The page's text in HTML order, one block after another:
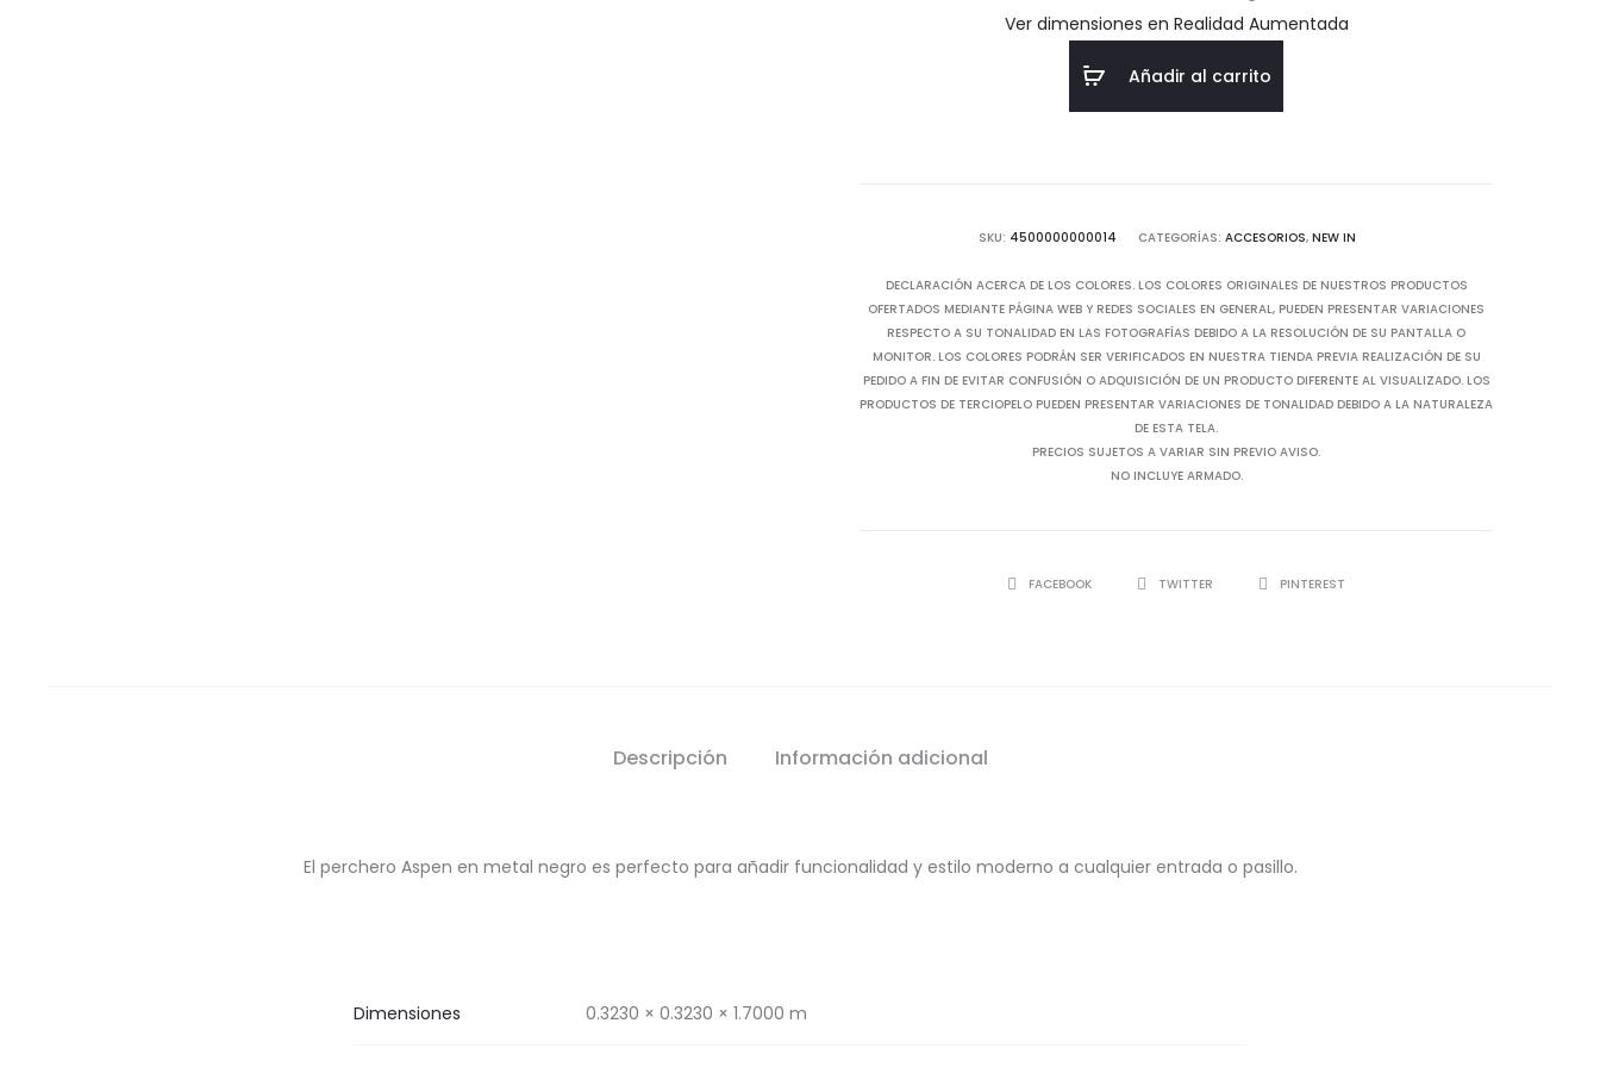
$127.33.
$76.40.
Ver dimensiones en Realidad Aumentada
Añadir al carrito
SKU: 4500000000014 CATEGORÍAS: ACCESORIOS, NEW IN
DECLARACIÓN ACERCA DE LOS COLORES. LOS COLORES ORIGINALES DE NUESTROS PRODUCTOS
OFERTADOS MEDIANTE PÁGINA WEB Y REDES SOCIALES EN GENERAL, PUEDEN PRESENTAR VARIACIONES
RESPECTO A SU TONALIDAD EN LAS FOTOGRAFÍAS DEBIDO A LA RESOLUCIÓN DE SU PANTALLA O
MONITOR. LOS COLORES PODRÁN SER VERIFICADOS EN NUESTRA TIENDA PREVIA REALIZACIÓN DE SU
PEDIDO A FIN DE EVITAR CONFUSIÓN O ADQUISICIÓN DE UN PRODUCTO DIFERENTE AL VISUALIZADO. LOS
PRODUCTOS DE TERCIOPELO PUEDEN PRESENTAR VARIACIONES DE TONALIDAD DEBIDO A LA NATURALEZA
DE ESTA TELA.
PRECIOS SUJETOS A VARIAR SIN PREVIO AVISO.
NO INCLUYE ARMADO.
SHAREFACEBOOK TWITTER PINTEREST
Descripción Información adicional
El perchero Aspen en metal negro es perfecto para añadir funcionalidad y estilo moderno a cualquier entrada o pasillo.
Dimensiones 0.3230 × 0.3230 × 1.7000 m